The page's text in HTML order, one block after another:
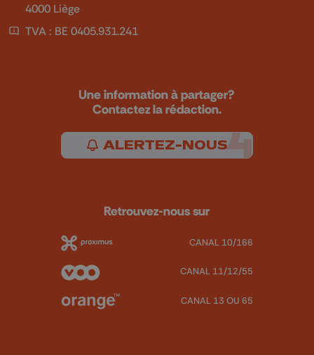
4000 Liège
TVA : BE 0405.931.241
Une information à partager?
Contactez la rédaction.
ALERTEZ-NOUS
Retrouvez-nous sur
CANAL 10/166
CANAL 11/12/55
CANAL 13 OU 65